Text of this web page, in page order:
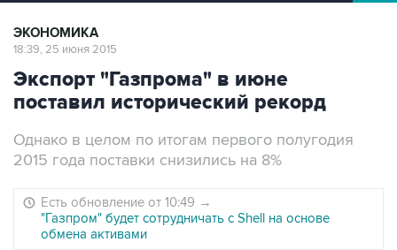
ЭКОНОМИКА
18:39, 25 июня 2015
Экспорт "Газпрома" в июне
поставил исторический рекорд
Однако в целом по итогам первого полугодия
2015 года поставки снизились на 8%
Есть обновление от 10:49 →
"Газпром" будет сотрудничать с Shell на основе
обмена активами